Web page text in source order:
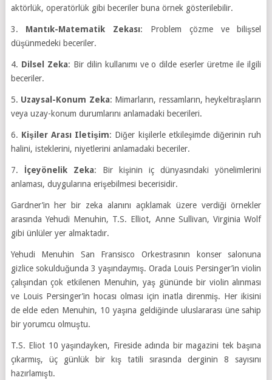
aktörlük, operatörlük gibi beceriler buna örnek gösterilebilir.
3. Mantık-Matematik Zekası: Problem çözme ve bilişsel
düşünmedeki beceriler.
4. Dilsel Zeka: Bir dilin kullanımı ve o dilde eserler üretme ile ilgili
beceriler.
5. Uzaysal-Konum Zeka: Mimarların, ressamların, heykeltıraşların
veya uzay-konum durumlarını anlamadaki becerileri.
6. Kişiler Arası Iletişim: Diğer kişilerle etkileşimde diğerinin ruh
halini, isteklerini, niyetlerini anlamadaki beceriler.
7. İçeyönelik Zeka: Bir kişinin iç dünyasındaki yönelimlerini
anlaması, duygularına erişebilmesi becerisidir.
Gardner’in her bir zeka alanını açıklamak üzere verdiği örnekler
arasında Yehudi Menuhin, T.S. Elliot, Anne Sullivan, Virginia Wolf
gibi ünlüler yer almaktadır.
Yehudi Menuhin San Fransisco Orkestrasının konser salonuna
gizlice sokulduğunda 3 yaşındaymış. Orada Louis Persinger’in violin
çalışından çok etkilenen Menuhin, yaş gününde bir violin alınması
ve Louis Persinger’in hocası olması için inatla direnmiş. Her ikisini
de elde eden Menuhin, 10 yaşına geldiğinde uluslararası üne sahip
bir yorumcu olmuştu.
T.S. Eliot 10 yaşındayken, Fireside adında bir magazini tek başına
çıkarmış, üç günlük bir kış tatili sırasında derginin 8 sayısını
hazırlamıştı.